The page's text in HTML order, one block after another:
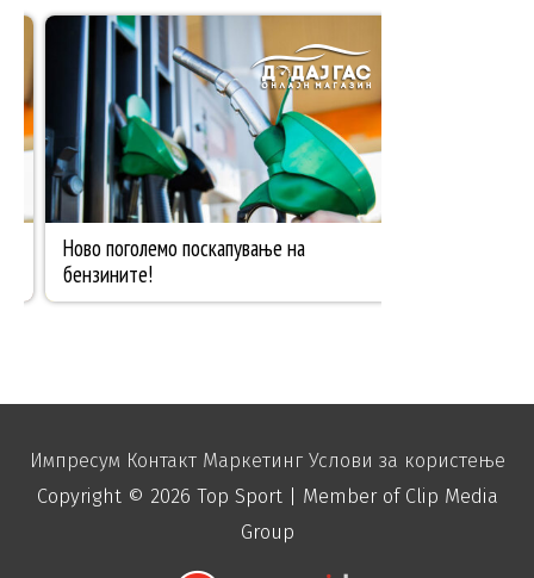
Импресум Контакт Маркетинг Услови за користење
Copyright © 2026 Top Sport| Member of Clip Media
Group